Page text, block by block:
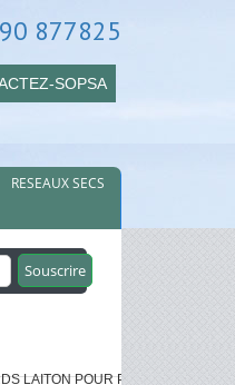
877825
SOPSA
RESEAUX SECS
LAITON POUR PEHD